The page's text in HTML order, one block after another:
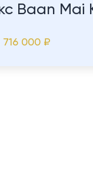
Baan Mai
716 000 ₽